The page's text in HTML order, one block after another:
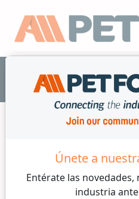
Únete a
Entérate las novedades,
industria
Sanidad